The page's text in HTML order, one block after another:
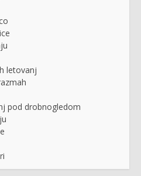
letovanj
pod drobnogledom